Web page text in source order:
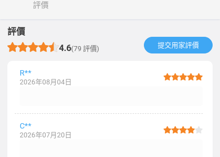
評價
評價
4.6(79 評價) 提交用家評價​
R**
2026年08月04日
C**
2026年07月20日